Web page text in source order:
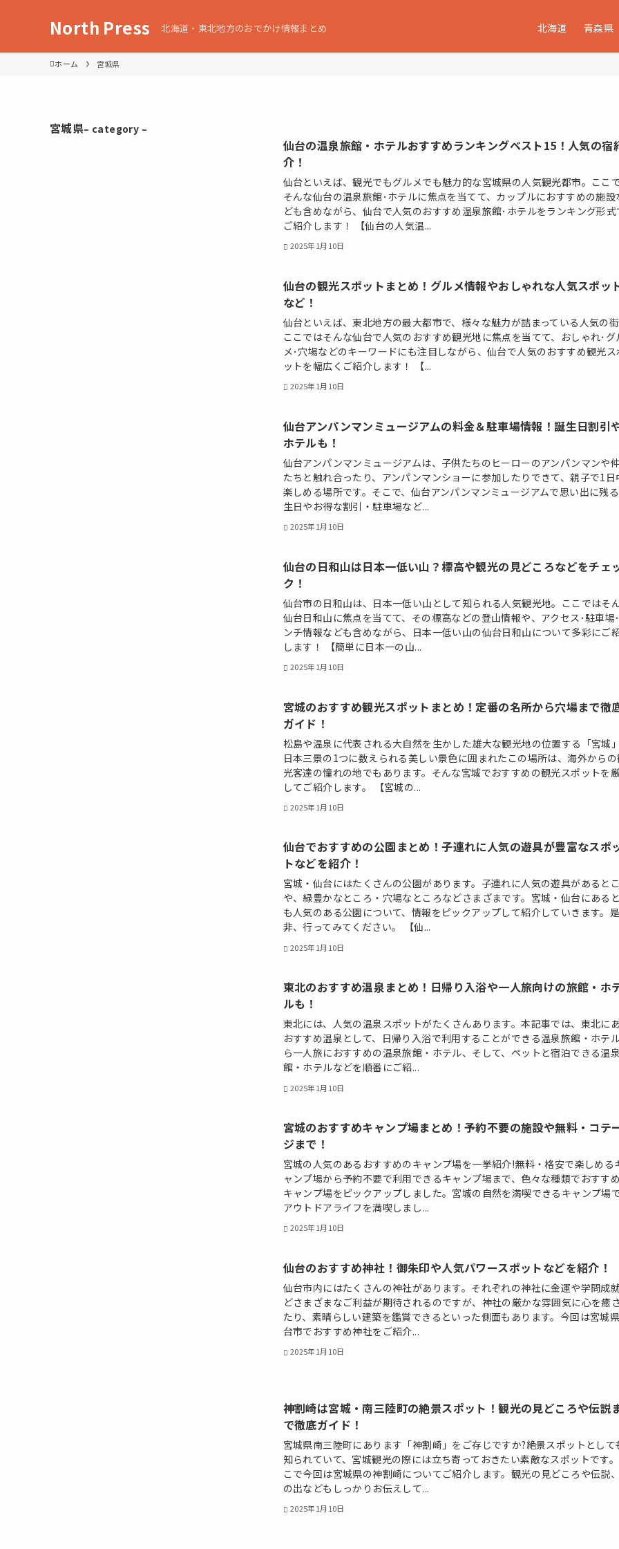
North Press 北海道・東北地方のおでかけ情報まとめ 北海道 青森県
ホーム 宮城県
宮城県– category –
仙台の温泉旅館・ホテルおすすめランキングベスト15！人気の宿
介！
仙台といえば、観光でもグルメでも魅力的な宮城県の人気観光都市。ここ
そんな仙台の温泉旅館･ホテルに焦点を当てて、カップルにおすすめの施設
ども含めながら、仙台で人気のおすすめ温泉旅館･ホテルをランキング形式
ご紹介します！ 【仙台の人気温...
2025年1月10日
仙台の観光スポットまとめ！グルメ情報やおしゃれな人気スポッ
など！
仙台といえば、東北地方の最大都市で、様々な魅力が詰まっている人気の街
ここではそんな仙台で人気のおすすめ観光地に焦点を当てて、おしゃれ･グ
メ･穴場などのキーワードにも注目しながら、仙台で人気のおすすめ観光ス
ットを幅広くご紹介します！ 【...
2025年1月10日
仙台アンパンマンミュージアムの料金＆駐車場情報！誕生日割引
ホテルも！
仙台アンパンマンミュージアムは、子供たちのヒーローのアンパンマンや
たちと触れ合ったり、アンパンマンショーに参加したりできて、親子で1日
楽しめる場所です。そこで、仙台アンパンマンミュージアムで思い出に残
生日やお得な割引・駐車場など...
2025年1月10日
仙台の日和山は日本一低い山？標高や観光の見どころなどをチェ
ク！
仙台市の日和山は、日本一低い山として知られる人気観光地。ここではそ
仙台日和山に焦点を当てて、その標高などの登山情報や、アクセス･駐車場
ンチ情報なども含めながら、日本一低い山の仙台日和山について多彩にご
します！ 【簡単に日本一の山...
2025年1月10日
宮城のおすすめ観光スポットまとめ！定番の名所から穴場まで徹
ガイド！
松島や温泉に代表される大自然を生かした雄大な観光地の位置する「宮城」
日本三景の1つに数えられる美しい景色に囲まれたこの場所は、海外から
光客達の憧れの地でもあります。そんな宮城でおすすめの観光スポットを
してご紹介します。 【宮城の...
2025年1月10日
仙台でおすすめの公園まとめ！子連れに人気の遊具が豊富なスポ
トなどを紹介！
宮城・仙台にはたくさんの公園があります。子連れに人気の遊具があると
や、緑豊かなところ・穴場なところなどさまざまです。宮城・仙台にある
も人気のある公園について、情報をピックアップして紹介していきます。是
非、行ってみてください。 【仙...
2025年1月10日
東北のおすすめ温泉まとめ！日帰り入浴や一人旅向けの旅館・ホ
ルも！
東北には、人気の温泉スポットがたくさんあります。本記事では、東北に
おすすめ温泉として、日帰り入浴で利用することができる温泉旅館・ホテ
ら一人旅におすすめの温泉旅館・ホテル、そして、ペットと宿泊できる温
館・ホテルなどを順番にご紹...
2025年1月10日
宮城のおすすめキャンプ場まとめ！予約不要の施設や無料・コテ
ジまで！
宮城の人気のあるおすすめのキャンプ場を一挙紹介!無料・格安で楽しめる
ャンプ場から予約不要で利用できるキャンプ場まで、色々な種類でおすす
キャンプ場をピックアップしました。宮城の自然を満喫できるキャンプ場で
アウトドアライフを満喫しまし...
2025年1月10日
仙台のおすすめ神社！御朱印や人気パワースポットなどを紹介！
仙台市内にはたくさんの神社があります。それぞれの神社に金運や学問成
どさまざまなご利益が期待されるのですが、神社の厳かな雰囲気に心を癒
たり、素晴らしい建築を鑑賞できるといった側面もあります。今回は宮城
台市でおすすめ神社をご紹介...
2025年1月10日
神割崎は宮城・南三陸町の絶景スポット！観光の見どころや伝説
で徹底ガイド！
宮城県南三陸町にあります「神割崎」をご存じですか?絶景スポットとして
知られていて、宮城観光の際には立ち寄っておきたい素敵なスポットです
こで今回は宮城県の神割崎についてご紹介します。観光の見どころや伝説
の出などもしっかりお伝えして...
2025年1月10日